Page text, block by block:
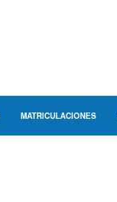
MATRICULACIONES